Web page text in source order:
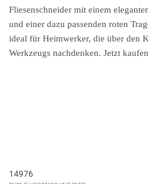
14976